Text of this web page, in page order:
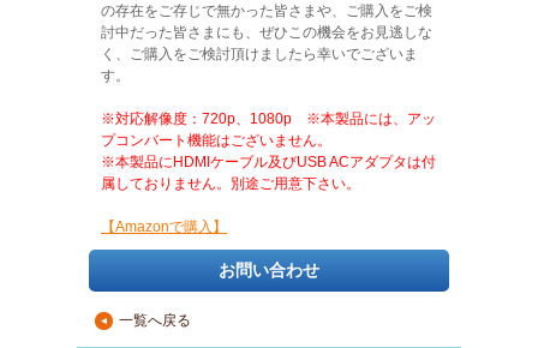
の存在をご存じで無かった皆さまや、ご購入をご検
討中だった皆さまにも、ぜひこの機会をお見逃しな
く、ご購入をご検討頂けましたら幸いでございま
す。
※対応解像度：720p、1080p ※本製品には、アッ
プコンバート機能はございません。
※本製品にHDMIケーブル及びUSB ACアダプタは付
属しておりません。別途ご用意下さい。
【Amazonで購入】
お問い合わせ
▲ 一覧へ戻る